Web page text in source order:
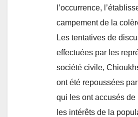
l’occurrence,
campement de la
Les tentatives de
effectuées par les
société civile,
ont été repoussées
qui les ont accusés de
les intérêts de la